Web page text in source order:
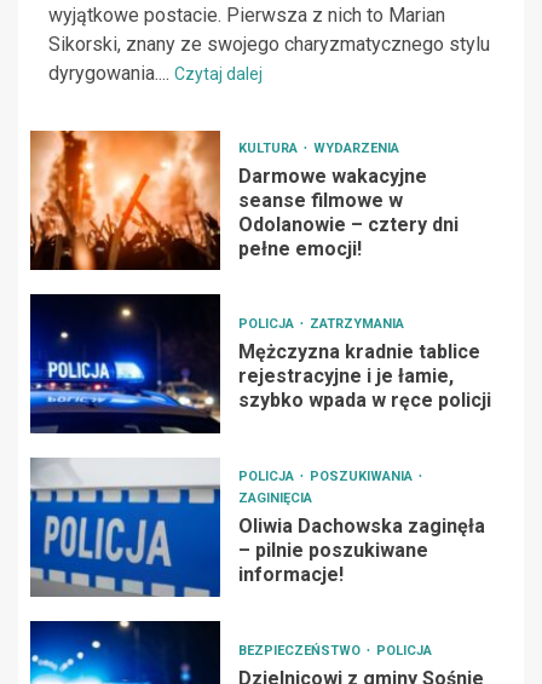
wyjątkowe postacie. Pierwsza z nich to Marian
Sikorski, znany ze swojego charyzmatycznego stylu
dyrygowania.... Czytaj dalej
KULTURA WYDARZENIA
Darmowe wakacyjne
seanse filmowe w
Odolanowie – cztery dni
pełne emocji!
POLICJA ZATRZYMANIA
Mężczyzna kradnie tablice
rejestracyjne i je łamie,
szybko wpada w ręce policji
POLICJA
POSZUKIWANIA
ZAGINIĘCIA
Oliwia Dachowska zaginęła
– pilnie poszukiwane
informacje!
BEZPIECZEŃSTWO POLICJA
Dzielnicowi z gminy Sośnie